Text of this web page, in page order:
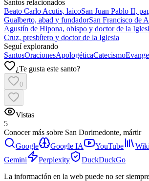
Santos relacionados
Beato Carlo Acutis, laicoSan Juan Pablo II,
Gualberto, abad y fundadorSan Francisco de
Agustín de Hipona, obispo y doctor de la
Cruz, presbítero y doctor de la Iglesia
Seguí explorando
SantosOracionesApologéticaCatecismo
¿Te gusta este santo?
0
Vistas
5
Conocer más sobre San Dorimedonte, mártir
Google
Google IA YouTube
Gemini
Perplexity
DuckDuckGo
La información en la web puede no ser